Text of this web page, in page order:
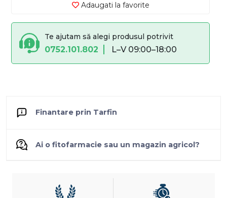
Adaugati la favorite
Te ajutam să alegi produsul potrivit
0752.101.802 L–V 09:00–18:00
Finantare prin Tarfin
Ai o fitofarmacie sau un magazin agricol?